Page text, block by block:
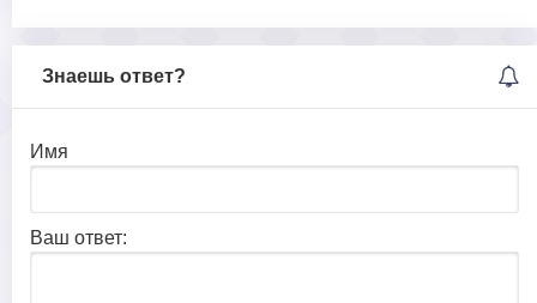
Знаешь ответ?
Имя
Ваш ответ: